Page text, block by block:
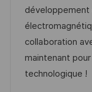
n
i
ó
n
d
e
p
u
b
collaboration
maintenant
technologique !